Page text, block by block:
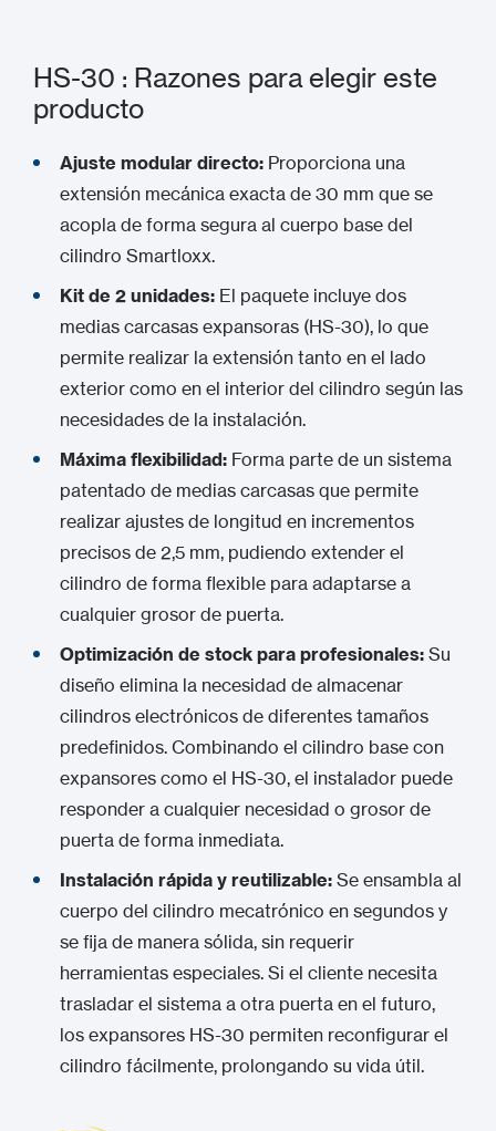
HS-30 : Razones para elegir este
producto
Ajuste modular directo: Proporciona una
extensión mecánica exacta de 30 mm que se
acopla de forma segura al cuerpo base del
cilindro Smartloxx.
Kit de 2 unidades: El paquete incluye dos
medias carcasas expansoras (HS-30), lo que
permite realizar la extensión tanto en el lado
exterior como en el interior del cilindro según las
necesidades de la instalación.
Máxima flexibilidad: Forma parte de un sistema
patentado de medias carcasas que permite
realizar ajustes de longitud en incrementos
precisos de 2,5 mm, pudiendo extender el
cilindro de forma flexible para adaptarse a
cualquier grosor de puerta.
Optimización de stock para profesionales: Su
diseño elimina la necesidad de almacenar
cilindros electrónicos de diferentes tamaños
predefinidos. Combinando el cilindro base con
expansores como el HS-30, el instalador puede
responder a cualquier necesidad o grosor de
puerta de forma inmediata.
Instalación rápida y reutilizable: Se ensambla al
cuerpo del cilindro mecatrónico en segundos y
se fija de manera sólida, sin requerir
herramientas especiales. Si el cliente necesita
trasladar el sistema a otra puerta en el futuro,
los expansores HS-30 permiten reconfigurar el
cilindro fácilmente, prolongando su vida útil.